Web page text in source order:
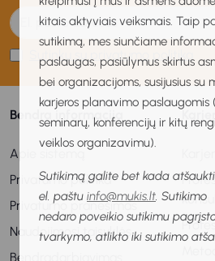
kitais aktyviais veiksmais. Taip
sutikimą, mes siunčiame
paslaugas, pasiūlymus skirtus
bei organizacijoms, susijusius su
karjeros planavimo paslaugomis
seminarų, konferencijų ir kitų
veiklos organizavimu).
Sutikimą galite bet kada atšaukti
el. paštu info@mukis.lt.
nedaro poveikio sutikimu
tvarkymo, atlikto iki sutikimo
Sutinku su privatumo politika
Bendra informacija
Apie sistemą
Privatumo politika
Privatumo pranešimas
Naudojimosi taisyklės
Bendradarbiavimas